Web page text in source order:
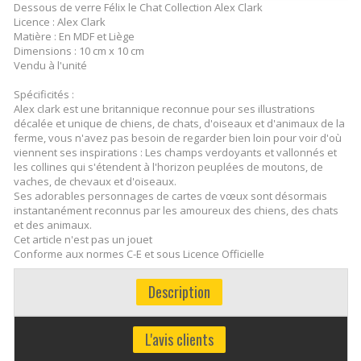
Dessous de verre Félix le Chat Collection Alex Clark
Licence : Alex Clark
Matière : En MDF et Liège
Dimensions : 10 cm x 10 cm
Vendu à l'unité
Spécificités :
Alex clark est une britannique reconnue pour ses illustrations
décalée et unique de chiens, de chats, d'oiseaux et d'animaux de la
ferme, vous n'avez pas besoin de regarder bien loin pour voir d'où
viennent ses inspirations : Les champs verdoyants et vallonnés et
les collines qui s'étendent à l'horizon peuplées de moutons, de
vaches, de chevaux et d'oiseaux.
Ses adorables personnages de cartes de vœux sont désormais
instantanément reconnus par les amoureux des chiens, des chats
et des animaux.
Cet article n'est pas un jouet
Conforme aux normes C-E et sous Licence Officielle
Description
L'avis clients